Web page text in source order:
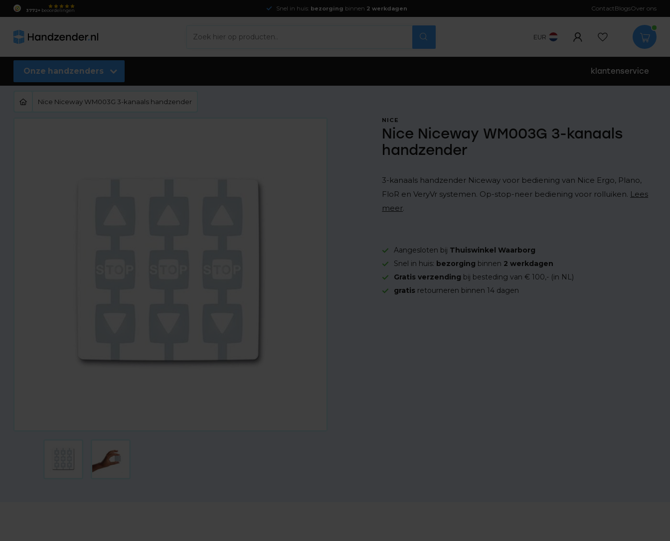
3772+ beoordelingen Snel in huis: bezorging binnen 2 werkdagen ContactBlogsOver ons
EUR
Onze handzenders klantenservice
Nice Niceway WM003G 3-kanaals handzender
NICE
Nice Niceway WM003G 3-kanaals
handzender
3-kanaals handzender Niceway voor bediening van Nice Ergo, Plano,
FloR en VeryVr systemen. Op-stop-neer bediening voor rolluiken. Lees
meer.
Aangesloten bij Thuiswinkel Waarborg
Snel in huis: bezorging binnen 2 werkdagen
Gratis verzending bij besteding van € 100,- (in NL)
gratis retourneren binnen 14 dagen